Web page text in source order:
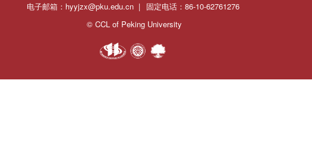
电子邮箱：hyyjzx@pku.edu.cn | 固定电话：86-10-62761276
© CCL of Peking University